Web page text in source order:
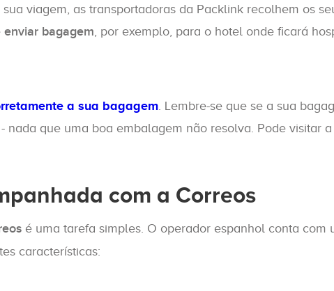
viagem, as transportadoras da Packlink recolhem os
enviar bagagem, por exemplo, para o hotel onde ficará
a sua bagagem. Lembre-se que se a sua
nada que uma boa embalagem não resolva. Pode visitar a
com a Correos
é uma tarefa simples. O operador espanhol conta
características: